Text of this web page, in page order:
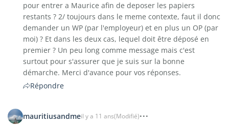
pour entrer a Maurice afin de deposer les papiers
restants ? 2/ toujours dans le meme contexte, faut il donc
demander un WP (par l'employeur) et en plus un OP (par
moi) ? Et dans les deux cas, lequel doit être déposé en
premier ? Un peu long comme message mais c'est
surtout pour s'assurer que je suis sur la bonne
démarche. Merci d'avance pour vos réponses.
Répondre
mauritiusandmeil y a 11 ans(Modifié)